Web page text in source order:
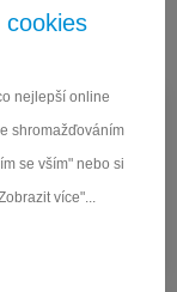
nejlepší online
shromažďováním
se vším" nebo si
více"...